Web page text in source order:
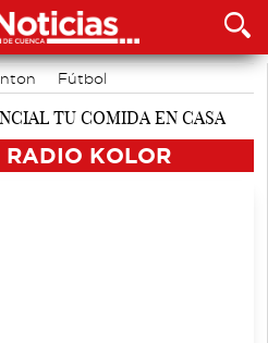
Fútbol
RADIO KOLOR